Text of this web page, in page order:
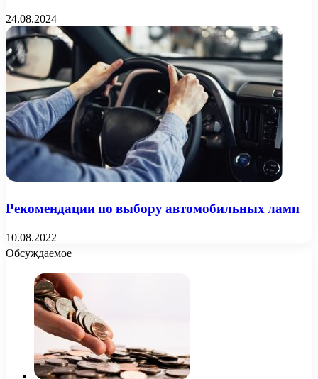
24.08.2024
Рекомендации по выбору автомобильных ламп
10.08.2022
Обсуждаемое